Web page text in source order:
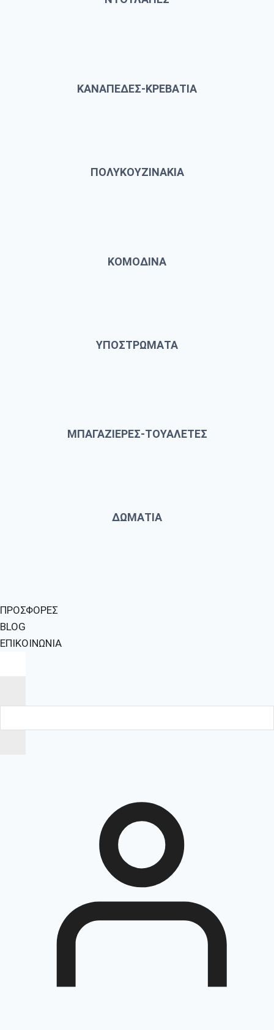
ΚΑΝΑΠΕΔΕΣ-ΚΡΕΒΑΤΙΑ
ΠΟΛΥΚΟΥΖΙΝΑΚΙΑ
ΚΟΜΟΔΙΝΑ
ΥΠΟΣΤΡΩΜΑΤΑ
ΜΠΑΓΑΖΙΕΡΕΣ-ΤΟΥΑΛΕΤΕΣ
ΔΩΜΑΤΙΑ
ΠΡΟΣΦΟΡΕΣ
BLOG
ΕΠΙΚΟΙΝΩΝΙΑ